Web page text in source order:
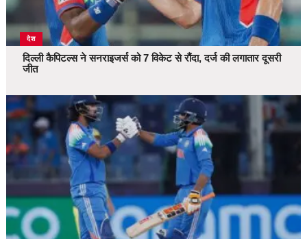
देश
दिल्ली कैपिटल्स ने सनराइजर्स को 7 विकेट से रौंदा, दर्ज की लगातार दूसरी
जीत